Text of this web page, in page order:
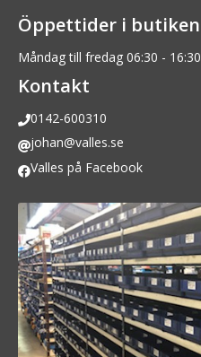
Öppettider i butiken
Måndag till fredag 06:30 - 16:30
Kontakt
0142-600310
johan@valles.se
Valles på Facebook